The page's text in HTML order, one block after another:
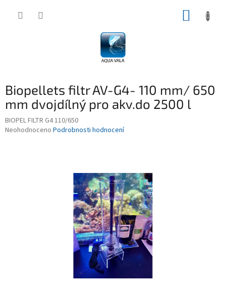
Biopellets filtr AV-G4- 110 mm/ 650
mm dvojdílný pro akv.do 2500 l
BIOPEL FILTR G4 110/650
Průměrné
Neohodnoceno Podrobnosti hodnocení